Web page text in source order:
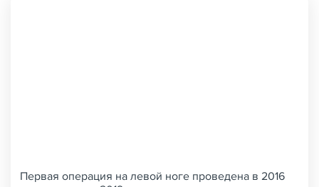
Первая операция на левой ноге проведена в 2016